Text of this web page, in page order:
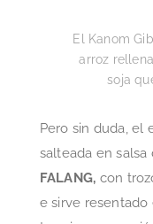
Pero sin duda,
salteada en
e sirve
termina su